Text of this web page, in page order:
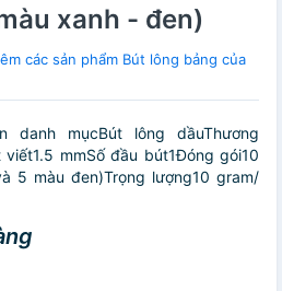
xanh - đen)
các sản phẩm Bút lông bảng của
mụcBút lông dầuThương
viết1.5 mmSố đầu bút1Đóng gói10
5 màu đen)Trọng lượng10 gram/